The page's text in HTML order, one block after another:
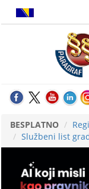
BESPLATNO
Službeni list